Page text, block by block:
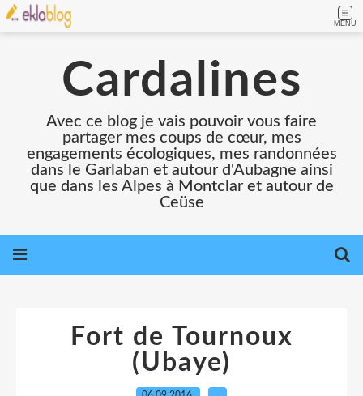
MENU
Cardalines
Avec ce blog je vais pouvoir vous faire
partager mes coups de cœur, mes
engagements écologiques, mes randonnées
dans le Garlaban et autour d'Aubagne ainsi
que dans les Alpes à Montclar et autour de
Ceüse
Fort de Tournoux
(Ubaye)